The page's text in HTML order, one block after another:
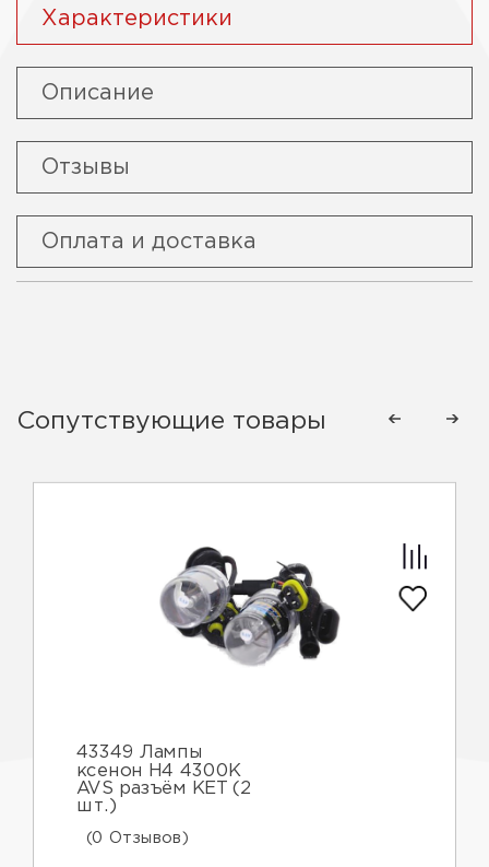
Характеристики
Описание
Отзывы
Оплата и доставка
Сопутствующие товары
43349 Лампы
ксенон H4 4300K
AVS разъём KET (2
шт.)
(0 Отзывов)